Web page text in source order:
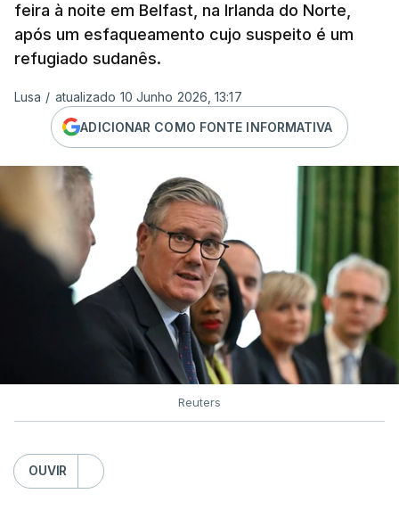
feira à noite em Belfast, na Irlanda do Norte,
após um esfaqueamento cujo suspeito é um
refugiado sudanês.
Lusa / atualizado 10 Junho 2026, 13:17
ADICIONAR COMO FONTE INFORMATIVA
Reuters
OUVIR